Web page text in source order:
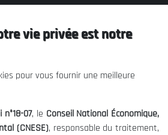
prions de nous
mais l'accès à ce
vie privée est notre
pour vous fournir une meilleure
n°18-07, le Conseil National Économique,
(CNESE), responsable du traitement,